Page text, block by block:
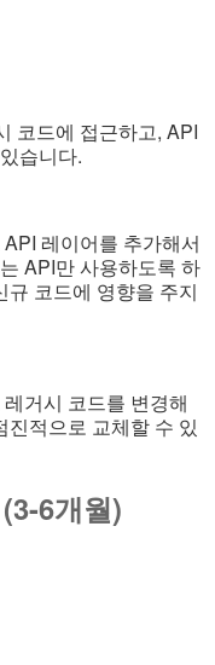
코드에 접근하고, API
습니다.
레이어를 추가해서
API만 사용하도록 하
규 코드에 영향을 주지
거시 코드를 변경해
적으로 교체할 수 있
6개월)